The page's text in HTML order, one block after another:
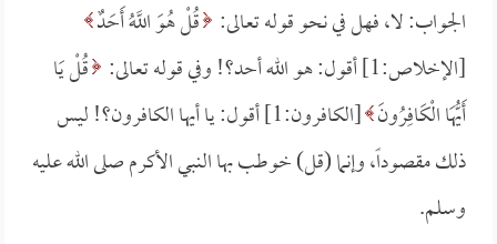
الجواب: لا، فهل في نحو قوله تعالى: قُلْ هُوَ اللَّهُ أَحَدٌ
[الإخلاص:1] أقول: هو الله أحد؟! وفي قوله تعالى:
قُلْ يَا
أَيُّهَا الْكَافِرُونَ
[الكافرون:1] أقول: يا أيها الكافرون؟! ليس
ذلك مقصوداً، وإنما (قل) خوطب بها النبي الأكرم صلى الله عليه
وسلم.